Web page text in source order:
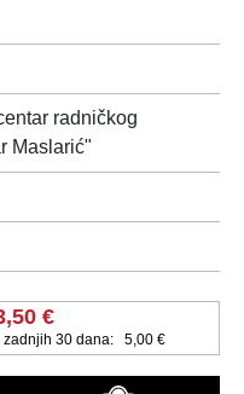
radničkog
Maslarić"
€
zadnjih 30 dana: 5,00 €